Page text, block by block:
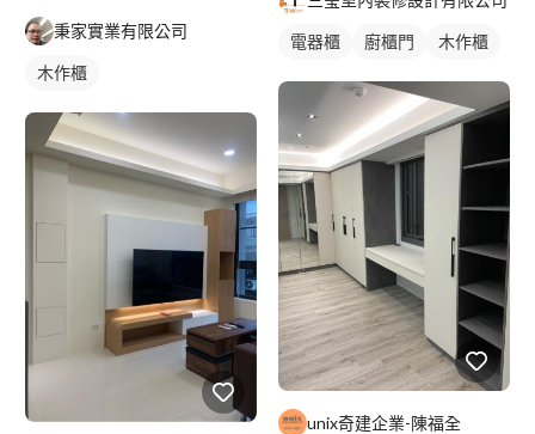
秉家實業有限公司
木作櫃
電器櫃 廚櫃門 木作櫃
unix奇建企業-陳福全